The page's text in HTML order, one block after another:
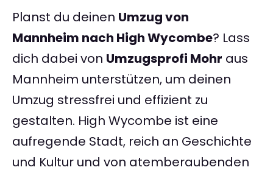
Planst du deinen Umzug von
Mannheim nach High Wycombe? Lass
dich dabei von Umzugsprofi Mohr aus
Mannheim unterstützen, um deinen
Umzug stressfrei und effizient zu
gestalten. High Wycombe ist eine
aufregende Stadt, reich an Geschichte
und Kultur und von atemberaubenden